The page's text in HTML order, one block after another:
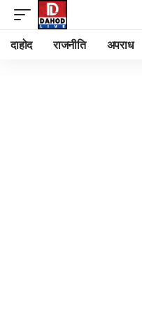
दाहोद राजनीति अपराध